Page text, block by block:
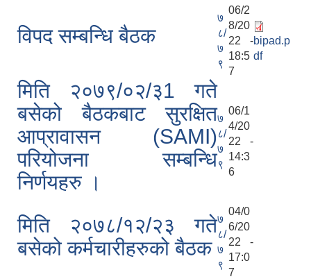
विपद सम्बन्धि बैठक
७
८/
७
९
06/2
8/20
22 -
18:5
7
bipad.p
df
मिति २०७९/०२/३1 गते
बसेको बैठकबाट सुरक्षित
आप्रावासन (SAMI)
परियोजना सम्बन्धि
निर्णयहरु ।
७
८/
७
९
06/1
4/20
22 -
14:3
6
मिति २०७८/१२/२३ गते
बसेको कर्मचारीहरुको बैठक
७
८/
७
९
04/0
6/20
22 -
17:0
7